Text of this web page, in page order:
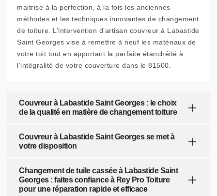
maitrise à la perfection, à la fois les anciennes
méthodes et les techniques innovantes de changement
de toiture. L’intervention d’artisan couvreur à Labastide
Saint Georges vise à remettre à neuf les matériaux de
votre toit tout en apportant la parfaite étanchéité à
l’intégralité de votre couverture dans le 81500.
Couvreur à Labastide Saint Georges : le choix
de la qualité en matière de changement toiture
Couvreur à Labastide Saint Georges se met à
votre disposition
Changement de tuile cassée à Labastide Saint
Georges : faites confiance à Rey Pro Toiture
pour une réparation rapide et efficace